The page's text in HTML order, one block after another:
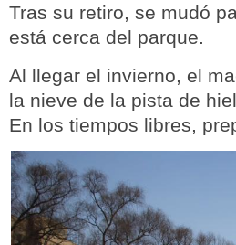
Tras su retiro, se mudó
está cerca del parque.
Al llegar el invierno, el
la nieve de la pista de
En los tiempos libres,